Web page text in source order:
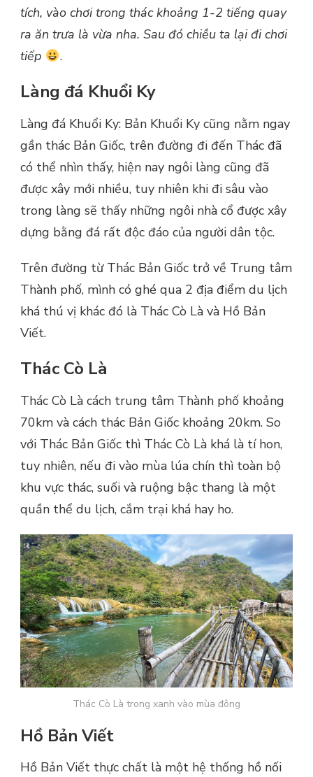
tích, vào chơi trong thác khoảng 1-2 tiếng quay
ra ăn trưa là vừa nha. Sau đó chiều ta lại đi chơi
tiếp
.
Làng đá Khuổi Ky
Làng đá Khuổi Ky: Bản Khuổi Ky cũng nằm ngay
gần thác Bản Giốc, trên đường đi đến Thác đã
có thể nhìn thấy, hiện nay ngôi làng cũng đã
được xây mới nhiều, tuy nhiên khi đi sâu vào
trong làng sẽ thấy những ngôi nhà cổ được xây
dựng bằng đá rất độc đáo của người dân tộc.
Trên đường từ Thác Bản Giốc trở về Trung tâm
Thành phố, mình có ghé qua 2 địa điểm du lịch
khá thú vị khác đó là Thác Cò Là và Hồ Bản
Viết.
Thác Cò Là
Thác Cò Là cách trung tâm Thành phố khoảng
70km và cách thác Bản Giốc khoảng 20km. So
với Thác Bản Giốc thì Thác Cò Là khá là tí hon,
tuy nhiên, nếu đi vào mùa lúa chín thì toàn bộ
khu vực thác, suối và ruộng bậc thang là một
quần thể du lịch, cắm trại khá hay ho.
Thác Cò Là trong xanh vào mùa đông
Hồ Bản Viết
Hồ Bản Viết thực chất là một hệ thống hồ nối